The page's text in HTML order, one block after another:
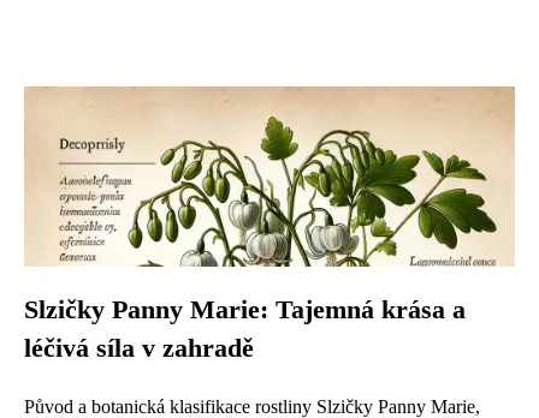
Slzičky Panny Marie: Tajemná krása a
léčivá síla v zahradě
Původ a botanická klasifikace rostliny Slzičky Panny Marie,